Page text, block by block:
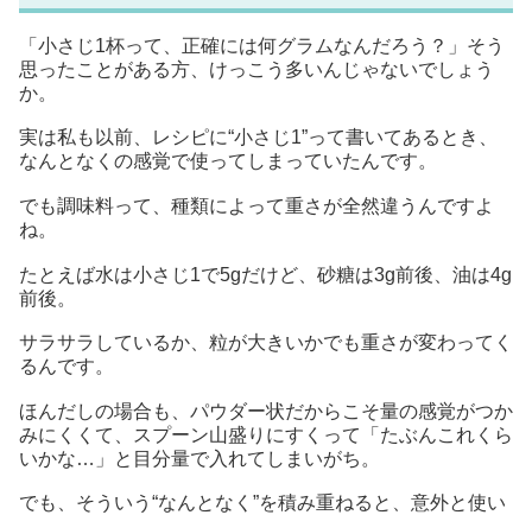
「小さじ1杯って、正確には何グラムなんだろう？」そう
思ったことがある方、けっこう多いんじゃないでしょう
か。
実は私も以前、レシピに“小さじ1”って書いてあるとき、
なんとなくの感覚で使ってしまっていたんです。
でも調味料って、種類によって重さが全然違うんですよ
ね。
たとえば水は小さじ1で5gだけど、砂糖は3g前後、油は4g
前後。
サラサラしているか、粒が大きいかでも重さが変わってく
るんです。
ほんだしの場合も、パウダー状だからこそ量の感覚がつか
みにくくて、スプーン山盛りにすくって「たぶんこれくら
いかな…」と目分量で入れてしまいがち。
でも、そういう“なんとなく”を積み重ねると、意外と使い